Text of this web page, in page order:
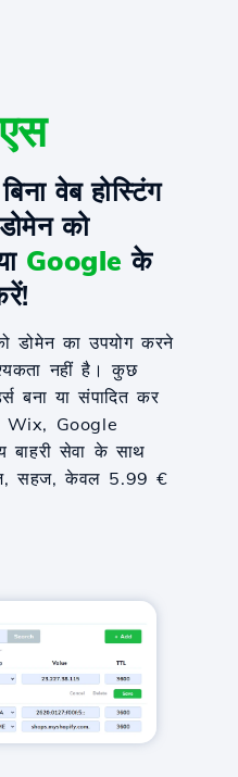
वेब होस्टिंग
को
Google के
डोमेन का उपयोग करने
नहीं है। कुछ
बना या संपादित कर
Google
बाहरी सेवा के साथ
सहज, केवल 5.99 €